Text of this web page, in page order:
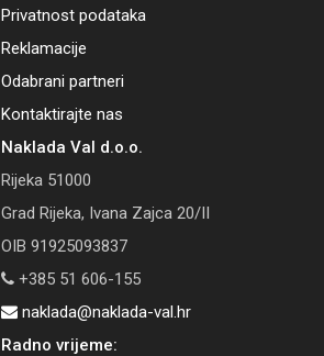
Privatnost podataka
Reklamacije
Odabrani partneri
Kontaktirajte nas
Naklada Val d.o.o.
Rijeka 51000
Grad Rijeka, Ivana Zajca 20/II
OIB 91925093837
+385 51 606-155
naklada@naklada-val.hr
Radno vrijeme: